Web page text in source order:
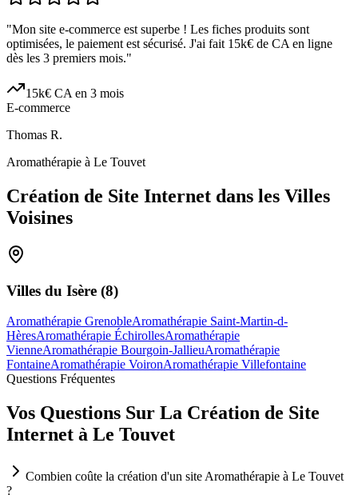
"Mon site e-commerce est superbe ! Les fiches produits sont
optimisées, le paiement est sécurisé. J'ai fait 15k€ de CA en ligne
dès les 3 premiers mois."
15k€ CA en 3 mois
E-commerce
Thomas R.
Aromathérapie à Le Touvet
Création de Site Internet dans les Villes
Voisines
Villes du Isère (8)
Aromathérapie GrenobleAromathérapie Saint-Martin-d-
HèresAromathérapie ÉchirollesAromathérapie
VienneAromathérapie Bourgoin-JallieuAromathérapie
FontaineAromathérapie VoironAromathérapie Villefontaine
Questions Fréquentes
Vos Questions Sur La Création de Site
Internet à Le Touvet
Combien coûte la création d'un site Aromathérapie à Le Touvet
?